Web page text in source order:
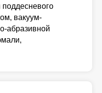
поддесневого
вакуум-
абразивной